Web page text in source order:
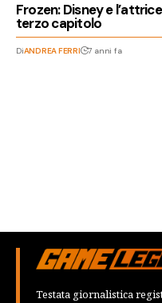
Frozen: Disney e
terzo capitolo
DiANDREA FERRI 7 anni fa
Testata giornalistica